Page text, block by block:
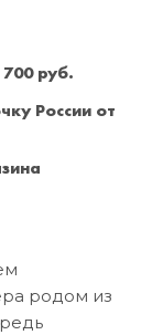
руб.
России от
родом из